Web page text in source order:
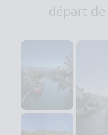
départ de